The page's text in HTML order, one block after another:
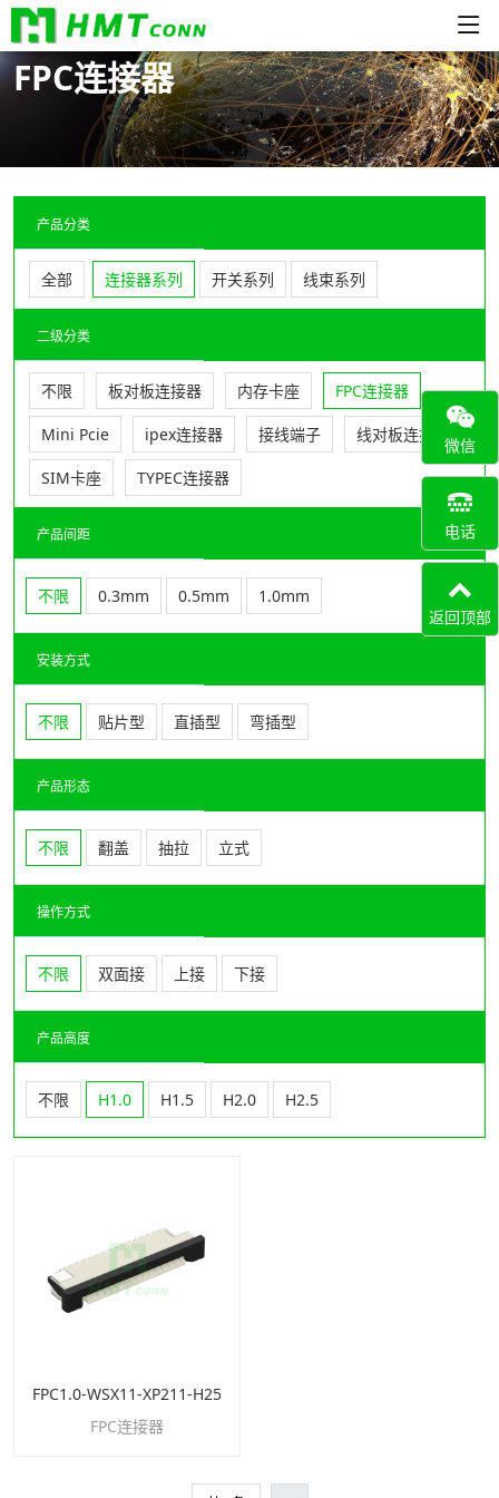
FPC连接器
产品分类
全部 连接器系列 开关系列 线束系列
二级分类
不限 板对板连接器 内存卡座 FPC连接器
Mini Pcie ipex连接器 接线端子 线对板连接器
SIM卡座 TYPEC连接器
产品间距
不限 0.3mm 0.5mm 1.0mm
安装方式
不限 贴片型 直插型 弯插型
产品形态
不限 翻盖 抽拉 立式
操作方式
不限 双面接 上接 下接
产品高度
不限 H1.0 H1.5 H2.0 H2.5
FPC1.0-WSX11-XP211-H25
FPC连接器
微信
电话
返回顶部